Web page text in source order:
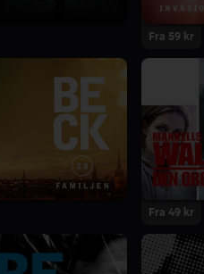
Fra 59 kr
Fra 49 kr